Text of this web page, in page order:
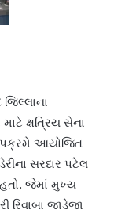
ક્ષત્રિય સેના
આયોજિત
સરદાર પટેલ
જેમાં મુખ્ય
રિવાબા જાડેજા